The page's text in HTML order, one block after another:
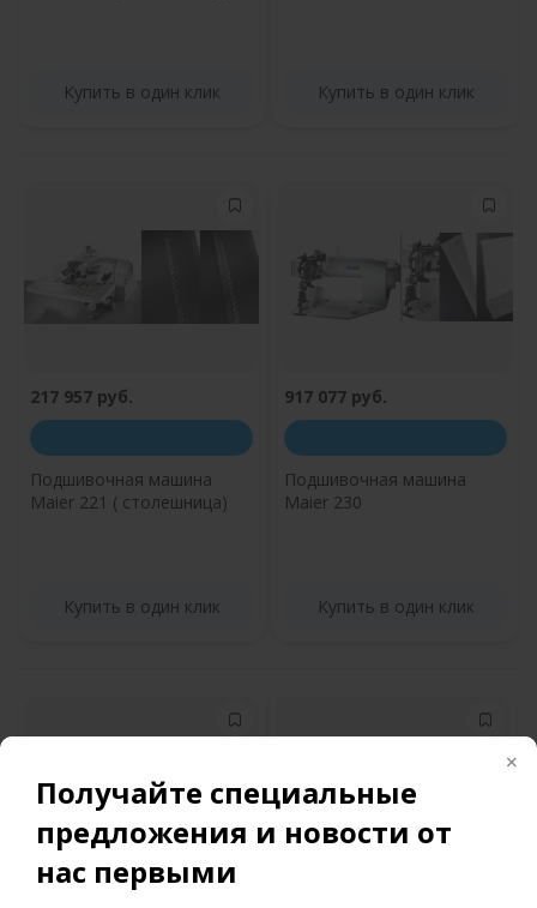
Получайте специальные
предложения и новости от
нас первыми
Купить в один клик Купить в один клик
217 957 руб.
Подшивочная машина
Maier 221 ( столешница)
Купить в один клик
917 077 руб.
Подшивочная машина
Maier 230
Купить в один клик